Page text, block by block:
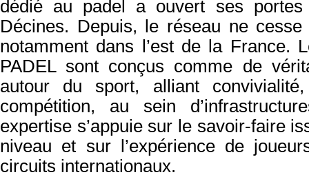
dédié au padel a ouvert ses
Décines. Depuis, le réseau ne cesse
notamment dans l’est de la France.
PADEL sont conçus comme de
autour du sport, alliant
compétition, au sein
expertise s’appuie sur le savoir-faire
niveau et sur l’expérience de
circuits internationaux.